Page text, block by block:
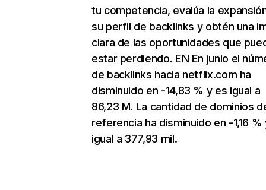
tu competencia, evalúa la
su perfil de backlinks y obtén una
clara de las oportunidades que
estar perdiendo. EN En junio el
de backlinks hacia netflix.com ha
disminuido en -14,83 % y es igual a
86,23 M. La cantidad de dominios
referencia ha disminuido en -1,16 %
igual a 377,93 mil.